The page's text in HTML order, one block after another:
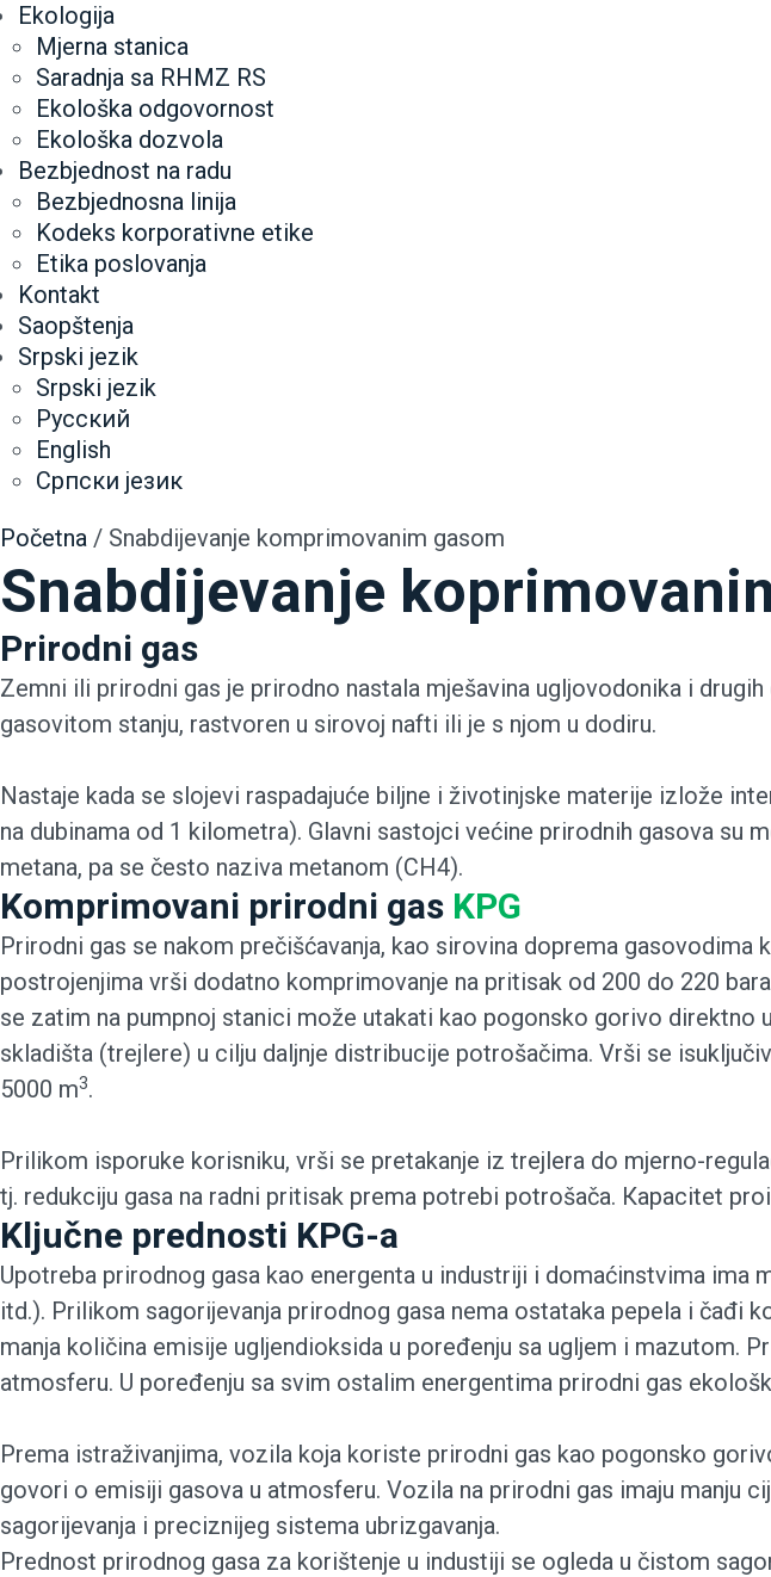
Ekologija
Mjerna stanica
Saradnja sa RHMZ RS
Ekološka odgovornost
Ekološka dozvola
Bezbjednost na radu
Bezbjednosna linija
Kodeks korporativne etike
Etika poslovanja
Kontakt
Saopštenja
Srpski jezik
Srpski jezik
Русский
English
Српски језик
Početna / Snabdijevanje komprimovanim gasom
Snabdijevanje
Prirodni gas
Zemni ili prirodni gas je prirodno nastala mješavina ugljovodonika i
gasovitom stanju, rastvoren u sirovoj nafti ili je s njom u dodiru.
Nastaje kada se slojevi raspadajuće biljne i životinjske materije izlože
na dubinama od 1 kilometra). Glavni sastojci većine prirodnih gasova
metana, pa se često naziva metanom (CH4).
Komprimovani prirodni gas KPG
Prirodni gas se nakom prečišćavanja, kao sirovina doprema
postrojenjima vrši dodatno komprimovanje na pritisak od 200 do 220
se zatim na pumpnoj stanici može utakati kao pogonsko gorivo
skladišta (trejlere) u cilju daljnje distribucije potrošačima. Vrši se
5000 m3.
Prilikom isporuke korisniku, vrši se pretakanje iz trejlera do mjerno-
tj. redukciju gasa na radni pritisak prema potrebi potrošača. Кapacitet
Ključne prednosti KPG-a
Upotreba prirodnog gasa kao energenta u industriji i domaćinstvima
itd.). Prilikom sagorijevanja prirodnog gasa nema ostataka pepela i čađi
manja količina emisije ugljendioksida u poređenju sa ugljem i mazutom.
atmosferu. U poređenju sa svim ostalim energentima prirodni gas
Prema istraživanjima, vozila koja koriste prirodni gas kao pogonsko
govori o emisiji gasova u atmosferu. Vozila na prirodni gas imaju manju
sagorijevanja i preciznijeg sistema ubrizgavanja.
Prednost prirodnog gasa za korištenje u industiji se ogleda u čistom